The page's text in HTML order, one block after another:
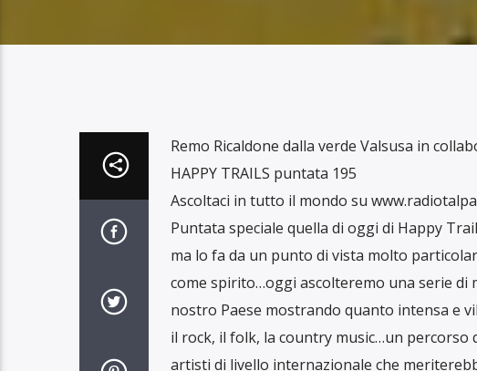
Remo Ricaldone dalla verde Valsusa in
HAPPY TRAILS puntata 195
Ascoltaci in tutto il mondo su
Puntata speciale quella di oggi di Happy
ma lo fa da un punto di vista molto
come spirito…oggi ascolteremo una serie
nostro Paese mostrando quanto intensa e
il rock, il folk, la country music…un
artisti di livello internazionale che